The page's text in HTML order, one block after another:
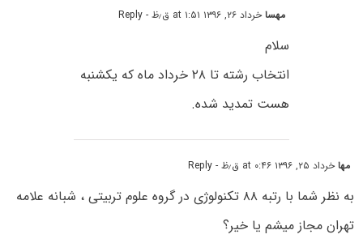
مهساخرداد ۲۶, ۱۳۹۶ at ۱:۵۱ ق٫ظ - Reply
سلام
انتخاب رشته تا ۲۸ خرداد ماه که یکشنبه
هست تمدید شده.
مهاخرداد ۲۵, ۱۳۹۶ at ۰:۴۶ ق٫ظ - Reply
به نظر شما با رتبه ۸۸ تکنولوژی در گروه علوم تربیتی ، شبانه علامه
تهران مجاز میشم یا خیر؟